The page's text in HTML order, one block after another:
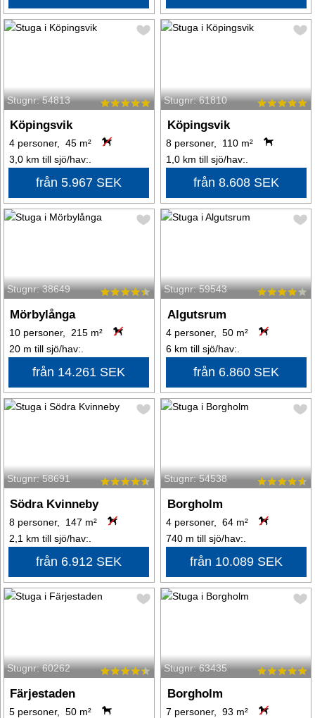
Stugnr: 54813
Köpingsvik
4 personer, 45 m²
3,0 km till sjö/hav:.
från 5.967 SEK
Stugnr: 61810
Köpingsvik
8 personer, 110 m²
1,0 km till sjö/hav:.
från 8.608 SEK
Stugnr: 38649
Mörbylånga
10 personer, 215 m²
20 m till sjö/hav:.
från 14.261 SEK
Stugnr: 59543
Algutsrum
4 personer, 50 m²
6 km till sjö/hav:.
från 6.860 SEK
Stugnr: 58691
Södra Kvinneby
8 personer, 147 m²
2,1 km till sjö/hav:.
från 6.912 SEK
Stugnr: 54538
Borgholm
4 personer, 64 m²
740 m till sjö/hav:.
från 10.089 SEK
Stugnr: 60262
Färjestaden
5 personer, 50 m²
Stugnr: 63435
Borgholm
7 personer, 93 m²